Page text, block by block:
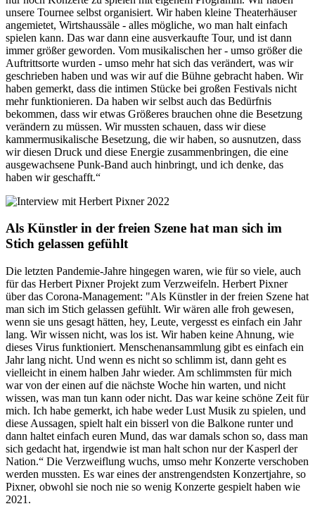
unsere Tournee selbst organisiert. Wir haben kleine Theaterhäuser
angemietet, Wirtshaussäle - alles mögliche, wo man halt einfach
spielen kann. Das war dann eine ausverkaufte Tour, und ist dann
immer größer geworden. Vom musikalischen her - umso größer die
Auftrittsorte wurden - umso mehr hat sich das verändert, was wir
geschrieben haben und was wir auf die Bühne gebracht haben. Wir
haben gemerkt, dass die intimen Stücke bei großen Festivals nicht
mehr funktionieren. Da haben wir selbst auch das Bedürfnis
bekommen, dass wir etwas Größeres brauchen ohne die Besetzung
verändern zu müssen. Wir mussten schauen, dass wir diese
kammermusikalische Besetzung, die wir haben, so ausnutzen, dass
wir diesen Druck und diese Energie zusammenbringen, die eine
ausgewachsene Punk-Band auch hinbringt, und ich denke, das
haben wir geschafft.“
Als Künstler in der freien Szene hat man sich im
Stich gelassen gefühlt
Die letzten Pandemie-Jahre hingegen waren, wie für so viele, auch
für das Herbert Pixner Projekt zum Verzweifeln. Herbert Pixner
über das Corona-Management: "Als Künstler in der freien Szene hat
man sich im Stich gelassen gefühlt. Wir wären alle froh gewesen,
wenn sie uns gesagt hätten, hey, Leute, vergesst es einfach ein Jahr
lang. Wir wissen nicht, was los ist. Wir haben keine Ahnung, wie
dieses Virus funktioniert. Menschenansammlung gibt es einfach ein
Jahr lang nicht. Und wenn es nicht so schlimm ist, dann geht es
vielleicht in einem halben Jahr wieder. Am schlimmsten für mich
war von der einen auf die nächste Woche hin warten, und nicht
wissen, was man tun kann oder nicht. Das war keine schöne Zeit für
mich. Ich habe gemerkt, ich habe weder Lust Musik zu spielen, und
diese Aussagen, spielt halt ein bisserl von die Balkone runter und
dann haltet einfach euren Mund, das war damals schon so, dass man
sich gedacht hat, irgendwie ist man halt schon nur der Kasperl der
Nation.“ Die Verzweiflung wuchs, umso mehr Konzerte verschoben
werden mussten. Es war eines der anstrengendsten Konzertjahre, so
Pixner, obwohl sie noch nie so wenig Konzerte gespielt haben wie
2021.